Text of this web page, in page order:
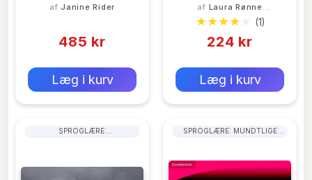
Memory
afJanine Rider
485 kr
Læg i kurv
Sprogarbejdet I
Dagtilbud
af Laura Rønne
Basse
(1)
224 kr
Læg i kurv
SPROGLÆRE:
SPROGLÆRE: MUNDTLIGE